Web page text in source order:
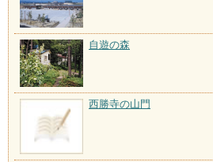
自遊の森
西勝寺の山門